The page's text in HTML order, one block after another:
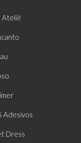
Ateliê
Adesivos
Dress